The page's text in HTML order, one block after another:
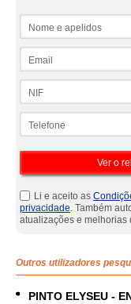
Li e aceito as
privacidade. Também
atualizações e melhorias
Outros utilizadores
PINTO ELYSEU -